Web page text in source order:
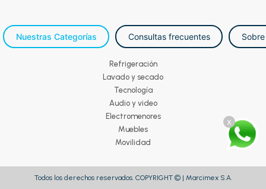
x
Nuestras Categorías Consultas frecuentes
Refrigeración
Lavado y secado
Tecnología
Audio y video
Electromenores
Muebles
Movilidad
Todos los derechos reservados. COPYRIGHT © | Marcimex S.A.